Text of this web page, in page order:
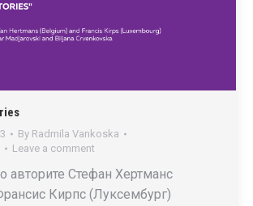
By Radmila Vankoska
Leave a comment
авторите Стефан Хертманс
Кирпс (Луксембург)